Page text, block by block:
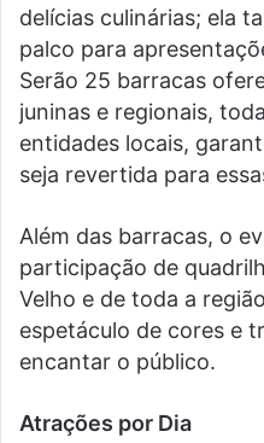
delícias culinárias; ela
palco para
Serão 25 barracas
juninas e regionais,
entidades locais,
seja revertida para
Além das barracas, o
participação de
Velho e de toda a
espetáculo de cores e
encantar o público.
Atrações por Dia